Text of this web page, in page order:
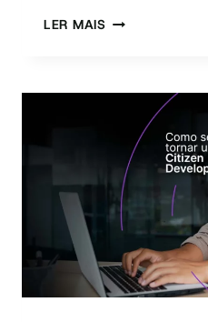
LER MAISLOW-
QUAIS
PRINCIPAIS
DIFERENÇAS
E
VANTAGENS